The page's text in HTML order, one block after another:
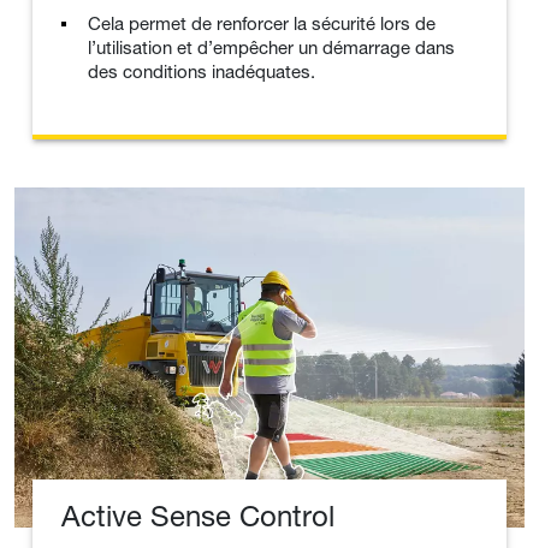
Cela permet de renforcer la sécurité lors de
l’utilisation et d’empêcher un démarrage dans
des conditions inadéquates.
Active Sense Control